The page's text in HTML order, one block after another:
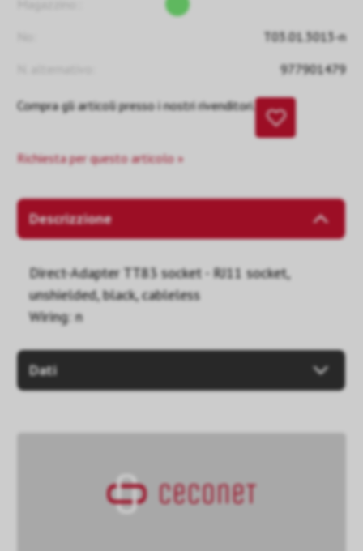
T03.01.3013-n
977901479
Compra gli articoli presso i nostri rivenditori.
Richiesta per questo articolo »
Descrizzione
Direct-Adapter TT83 socket - RJ11 socket,
unshielded, black, cableless
Wiring: n
Dati